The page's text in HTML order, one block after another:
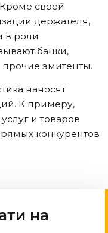
своей
держателя,
в роли
банки,
прочие эмитенты.
наносят
К примеру,
и товаров
конкурентов
на